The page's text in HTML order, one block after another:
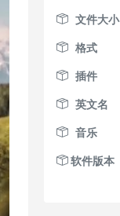
文件大小
格式
插件
英文名
音乐
软件版本